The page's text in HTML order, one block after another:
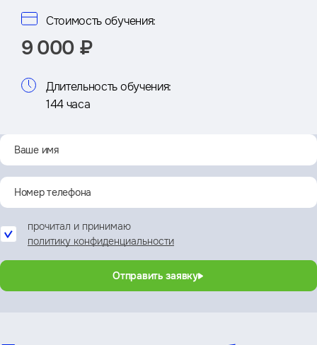
Стоимость обучения:
9 000 ₽
Длительность обучения:
144 часа
прочитал и принимаю
политику конфиденциальности
Отправить заявку